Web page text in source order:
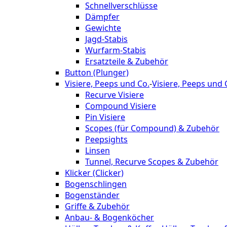
Schnellverschlüsse
Dämpfer
Gewichte
Jagd-Stabis
Wurfarm-Stabis
Ersatzteile & Zubehör
Button (Plunger)
Visiere, Peeps und Co.-Visiere, Peeps und
Recurve Visiere
Compound Visiere
Pin Visiere
Scopes (für Compound) & Zubehör
Peepsights
Linsen
Tunnel, Recurve Scopes & Zubehör
Klicker (Clicker)
Bogenschlingen
Bogenständer
Griffe & Zubehör
Anbau- & Bogenköcher